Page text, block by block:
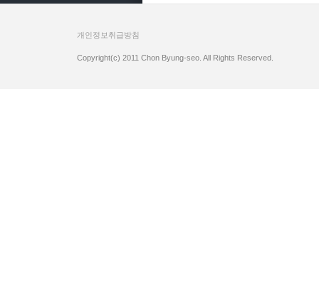
개인정보취급방침
Copyright(c) 2011 Chon Byung-seo. All Rights Reserved.